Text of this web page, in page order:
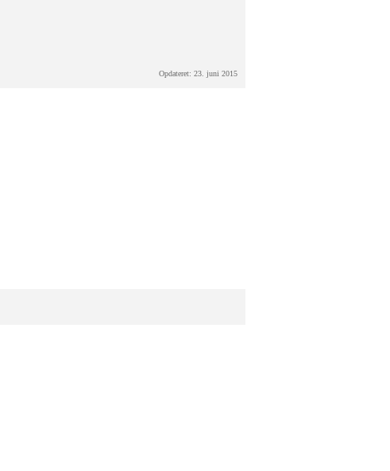
Opdateret: 23. juni 2015